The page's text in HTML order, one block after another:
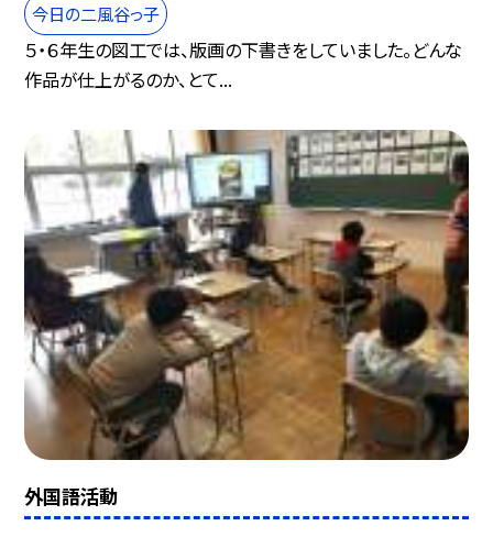
今日の二風谷っ子
５・６年生の図工では、版画の下書きをしていました。どんな
作品が仕上がるのか、とて...
外国語活動